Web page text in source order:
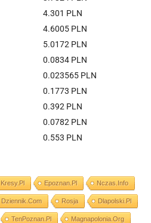
4.301 PLN
4.6005 PLN
5.0172 PLN
0.0834 PLN
0.023565 PLN
0.1773 PLN
0.392 PLN
0.0782 PLN
0.553 PLN
Kresy.pl Epoznan.pl Nczas.info
Dziennik.com Rosja Dlapolski.pl
TenPoznan.pl Magnapolonia.org